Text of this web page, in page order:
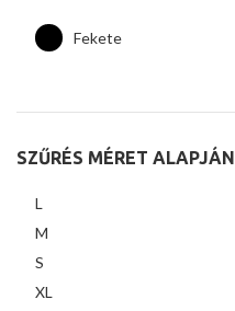
Fekete
SZŰRÉS MÉRET ALAPJÁN
L
M
S
XL